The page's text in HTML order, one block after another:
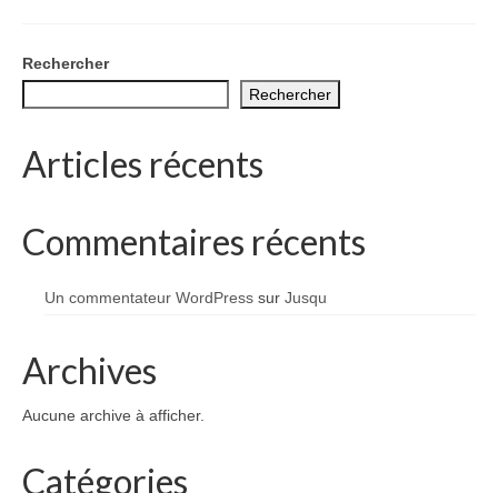
1302 à 1499
1505 à 1589
1595 à 1693
1800 à 1899
1901 à 1948
Diocèses et évêques
Histoire Générale du Languedoc
HGL: 498 à 1095
Rechercher
Rechercher
Articles récents
Commentaires récents
Un commentateur WordPress sur Jusqu
Archives
Aucune archive à afficher.
Catégories